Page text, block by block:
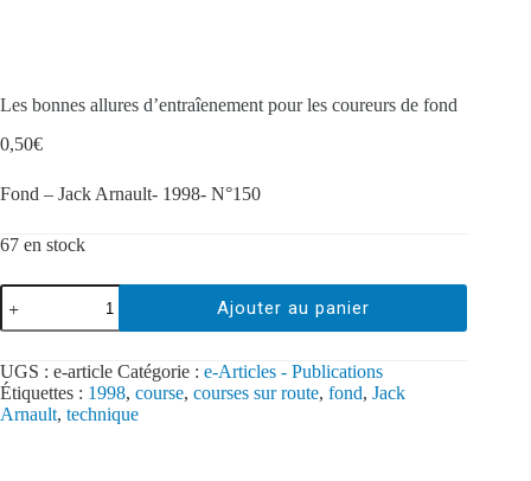
Les bonnes allures d’entraîenement pour les coureurs de fond
0,50€
Fond – Jack Arnault- 1998- N°150
67 en stock
Ajouter au panier
UGS : e-article Catégorie : e-Articles - Publications
Étiquettes : 1998, course, courses sur route, fond, Jack
Arnault, technique